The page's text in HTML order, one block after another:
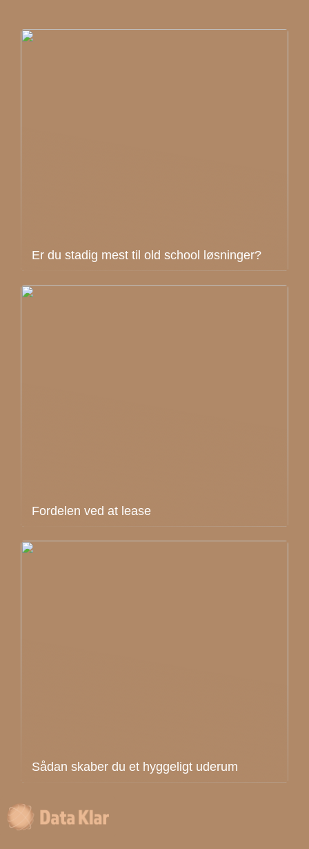
Er du stadig mest til old school løsninger?
Fordelen ved at lease
Sådan skaber du et hyggeligt uderum